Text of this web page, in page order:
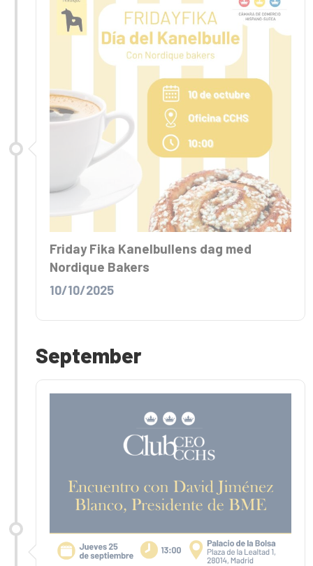
Friday Fika Kanelbullens dag med
Nordique Bakers
10/10/2025
September